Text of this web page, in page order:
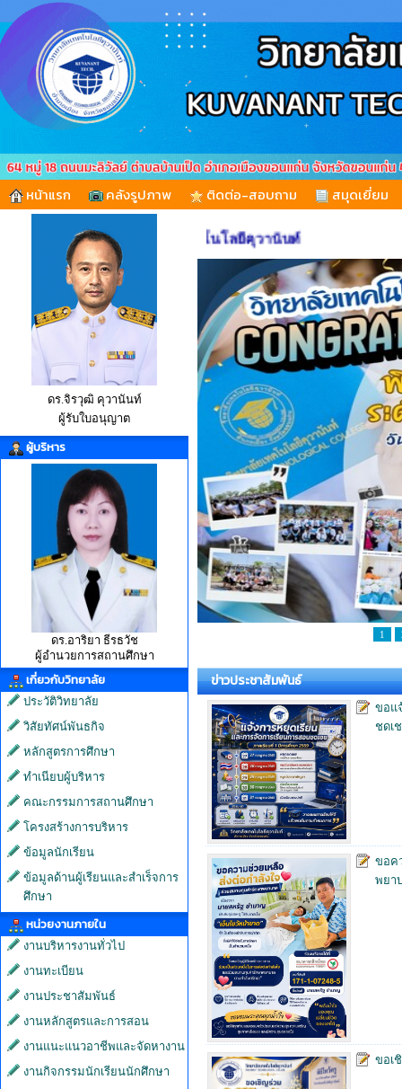
หน้าแรก คลังรูปภาพ ติดต่อ-สอบถาม สมุดเยี่ยม
ดร.จิรวุฒิ คุวานันท์
ผู้รับใบอนุญาต
ผู้บริหาร
ดร.อาริยา ธีรธวัช
ผู้อำนวยการสถานศึกษา
เกี่ยวกับวิทยาลัย
ประวัติวิทยาลัย
วิสัยทัศน์พันธกิจ
หลักสูตรการศึกษา
ทำเนียบผู้บริหาร
คณะกรรมการสถานศึกษา
โครงสร้างการบริหาร
ข้อมูลนักเรียน
ข้อมูลด้านผู้เรียนและสำเร็จการ
ศึกษา
หน่วยงานภายใน
งานบริหารงานทั่วไป
งานทะเบียน
งานประชาสัมพันธ์
งานหลักสูตรและการสอน
งานแนะแนวอาชีพและจัดหางาน
งานกิจกรรมนักเรียนนักศึกษา
บเข้าสู่เว็บไซต์ วิทยาลัยเทคโนโลยีคุวานันท์
1
ข่าวประชาสัมพันธ์
ขอแ
ชดเ
ขอค
พยา
ขอเ